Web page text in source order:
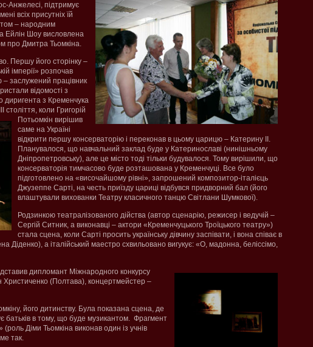
Анжелесі, підтримує
всіх присутніх їй
– народним
а Ейлін Шоу висловлена
про Дмитра Тьомкіна.
Першу його сторінку –
імперії» розпочав
заслужений працівник
відомості з
диригента з Кременчука
століття, коли Григорій
Потьомкін вирішив
саме на Україні
відкрити першу консерваторію і переконав в цьому царицю – Катерину ІІ.
Планувалося, що навчальний заклад буде у Катеринославі (нинішньому
Дніпропетровську), але це місто тоді тільки будувалося. Тому вирішили, що
консерваторія тимчасово буде розташована у Кременчуці. Все було
підготовлено на «височайшому рівні», запрошений композитор-італієць
Джузеппе Сарті, на честь приїзду цариці відбувся придворний бал (його
влаштували вихованки Театру класичного танцю Світлани Шумкової).
Родзинкою театралізованого дійства (автор сценарію, режисер і ведучій –
Сергій Ситник, а виконавці – актори «Кременчуцького Троїцького театру»)
стала сцена, коли Сарті просить українську дівчину заспівати, і вона співає в
Діденко), а італійський маестро схвильовано вигукує: «О, мадонна, беліссімо,
дипломант Міжнародного конкурсу
Христиченко (Полтава), концертмейстер –
його дитинству. Була показана сцена, де
батьків в тому, що буде музикантом. Фрагмент
Діми Тьомкіна виконав один із учнів
так.